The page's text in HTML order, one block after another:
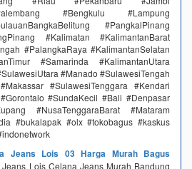
#Bengkulu #Lampung
#PangkalPinang
#Kalimatan #KalimantanBarat
#PalangkaRaya #KalimantanSelatan
#Samarinda #KalimantanUtara
#Manado #SulawesiTengah
#SulawesiTenggara #Kendari
#SundaKecil #Bali #Denpasar
#NusaTenggaraBarat #Mataram
#bukalapak #olx #tokobagus #kaskus
Jeans Lois 03 Harga Murah Bagus
Lois Celana Jeans Murah Bandung